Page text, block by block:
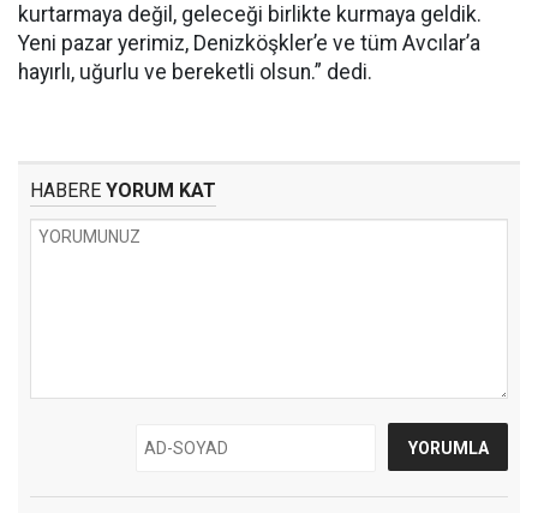
kurtarmaya değil, geleceği birlikte kurmaya geldik.
Yeni pazar yerimiz, Denizköşkler’e ve tüm Avcılar’a
hayırlı, uğurlu ve bereketli olsun.” dedi.
HABERE YORUM KAT